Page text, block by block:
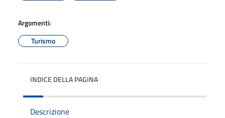
Argomenti:
Turismo
INDICE DELLA PAGINA
Descrizione